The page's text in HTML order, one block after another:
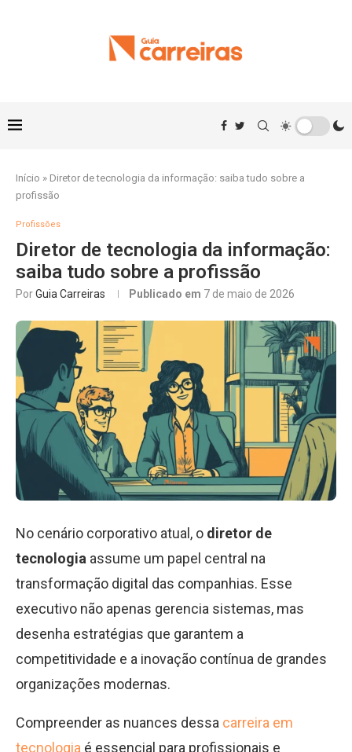
Início » Diretor de tecnologia da informação: saiba tudo sobre a
profissão
Profissões
Diretor de tecnologia da informação:
saiba tudo sobre a profissão
PorGuia Carreiras Publicado em 7 de maio de 2026
No cenário corporativo atual, o diretor de
tecnologia assume um papel central na
transformação digital das companhias. Esse
executivo não apenas gerencia sistemas, mas
desenha estratégias que garantem a
competitividade e a inovação contínua de grandes
organizações modernas.
Compreender as nuances dessa carreira em
tecnologia é essencial para profissionais e